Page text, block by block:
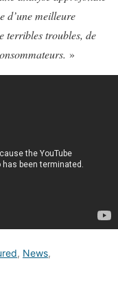
d’une meilleure
terribles troubles, de
»
, News,